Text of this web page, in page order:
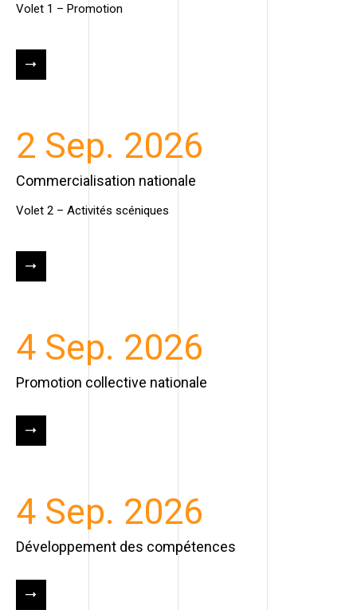
Volet 1 – Promotion
2 Sep. 2026
Commercialisation nationale
Volet 2 – Activités scéniques
4 Sep. 2026
Promotion collective nationale
4 Sep. 2026
Développement des compétences